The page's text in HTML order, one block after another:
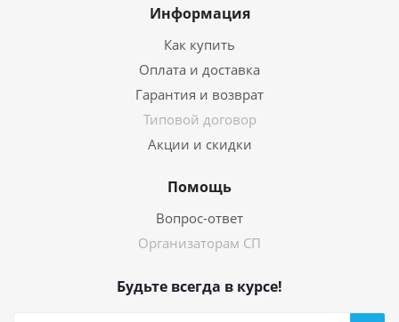
Информация
Как купить
Оплата и доставка
Гарантия и возврат
Типовой договор
Акции и скидки
Помощь
Вопрос-ответ
Организаторам СП
Будьте всегда в курсе!